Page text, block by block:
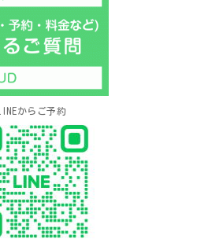
LINEからご予約